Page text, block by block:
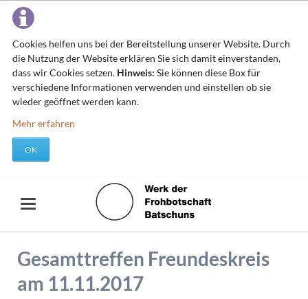
Cookies helfen uns bei der Bereitstellung unserer Website. Durch
die Nutzung der Website erklären Sie sich damit einverstanden,
dass wir Cookies setzen. Hinweis: Sie können diese Box für
verschiedene Informationen verwenden und einstellen ob sie
wieder geöffnet werden kann.
Mehr erfahren
OK
Gesamttreffen Freundeskreis
am 11.11.2017